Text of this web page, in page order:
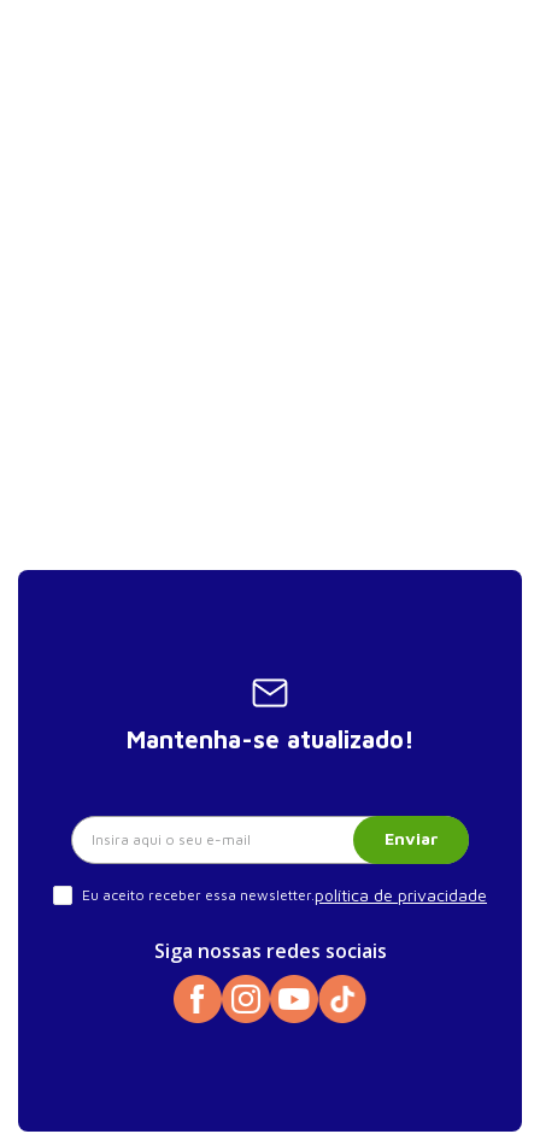
Mantenha-se atualizado!
Enviar
Eu aceito receber essa newsletter. política de privacidade
Siga nossas redes sociais